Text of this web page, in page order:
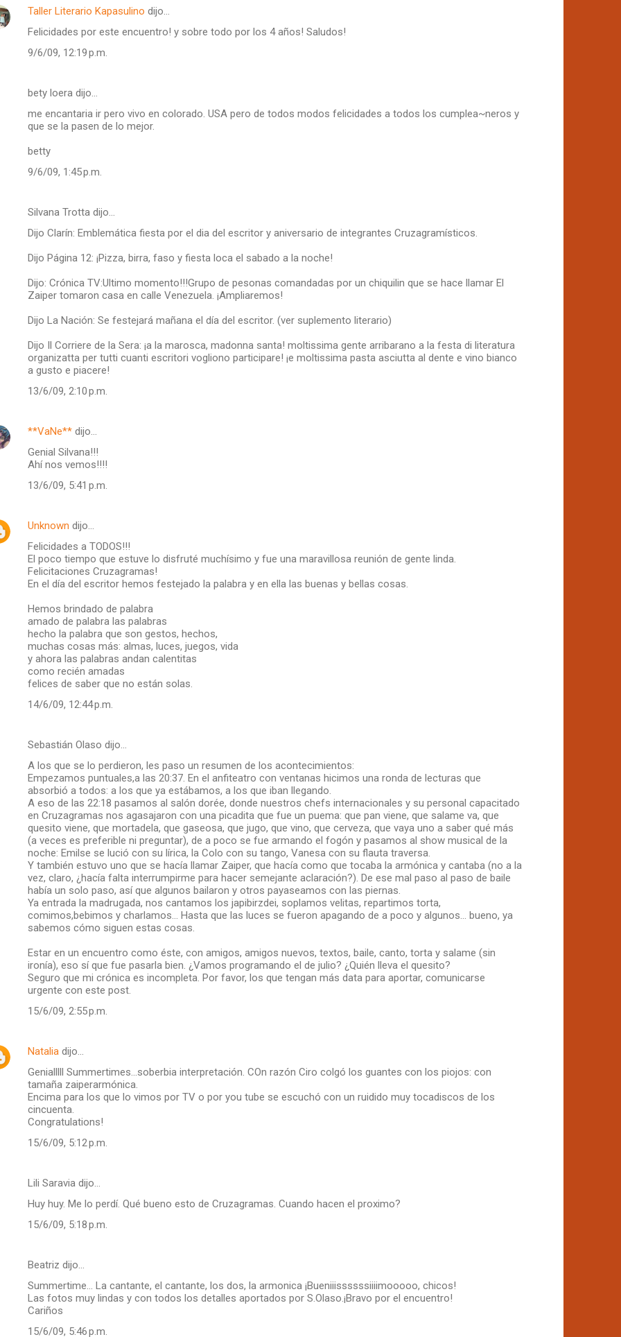
Taller Literario Kapasulino dijo…
Felicidades por este encuentro! y sobre todo por los 4 años! Saludos!
9/6/09, 12:19 p.m.
bety loera dijo…
me encantaria ir pero vivo en colorado. USA pero de todos modos felicidades a todos los cumplea~neros y
que se la pasen de lo mejor.
betty
9/6/09, 1:45 p.m.
Silvana Trotta dijo…
Dijo Clarín: Emblemática fiesta por el dia del escritor y aniversario de integrantes Cruzagramísticos.
Dijo Página 12: ¡Pizza, birra, faso y fiesta loca el sabado a la noche!
Dijo: Crónica TV:Ultimo momento!!!Grupo de pesonas comandadas por un chiquilin que se hace llamar El
Zaiper tomaron casa en calle Venezuela. ¡Ampliaremos!
Dijo La Nación: Se festejará mañana el día del escritor. (ver suplemento literario)
Dijo Il Corriere de la Sera: ¡a la marosca, madonna santa! moltissima gente arribarano a la festa di literatura
organizatta per tutti cuanti escritori vogliono participare! ¡e moltissima pasta asciutta al dente e vino bianco
a gusto e piacere!
13/6/09, 2:10 p.m.
**VaNe**dijo…
Genial Silvana!!!
Ahí nos vemos!!!!
13/6/09, 5:41 p.m.
Unknown dijo…
Felicidades a TODOS!!!
El poco tiempo que estuve lo disfruté muchísimo y fue una maravillosa reunión de gente linda.
Felicitaciones Cruzagramas!
En el día del escritor hemos festejado la palabra y en ella las buenas y bellas cosas.
Hemos brindado de palabra
amado de palabra las palabras
hecho la palabra que son gestos, hechos,
muchas cosas más: almas, luces, juegos, vida
y ahora las palabras andan calentitas
como recién amadas
felices de saber que no están solas.
14/6/09, 12:44 p.m.
Sebastián Olaso dijo…
A los que se lo perdieron, les paso un resumen de los acontecimientos:
Empezamos puntuales,a las 20:37. En el anfiteatro con ventanas hicimos una ronda de lecturas que
absorbió a todos: a los que ya estábamos, a los que iban llegando.
A eso de las 22:18 pasamos al salón dorée, donde nuestros chefs internacionales y su personal capacitado
en Cruzagramas nos agasajaron con una picadita que fue un puema: que pan viene, que salame va, que
quesito viene, que mortadela, que gaseosa, que jugo, que vino, que cerveza, que vaya uno a saber qué más
(a veces es preferible ni preguntar), de a poco se fue armando el fogón y pasamos al show musical de la
noche: Emilse se lució con su lírica, la Colo con su tango, Vanesa con su flauta traversa.
Y también estuvo uno que se hacía llamar Zaiper, que hacía como que tocaba la armónica y cantaba (no a la
vez, claro, ¿hacía falta interrumpirme para hacer semejante aclaración?). De ese mal paso al paso de baile
había un solo paso, así que algunos bailaron y otros payaseamos con las piernas.
Ya entrada la madrugada, nos cantamos los japibirzdei, soplamos velitas, repartimos torta,
comimos,bebimos y charlamos... Hasta que las luces se fueron apagando de a poco y algunos... bueno, ya
sabemos cómo siguen estas cosas.
Estar en un encuentro como éste, con amigos, amigos nuevos, textos, baile, canto, torta y salame (sin
ironía), eso sí que fue pasarla bien. ¿Vamos programando el de julio? ¿Quién lleva el quesito?
Seguro que mi crónica es incompleta. Por favor, los que tengan más data para aportar, comunicarse
urgente con este post.
15/6/09, 2:55 p.m.
Nataliadijo…
Genialllll Summertimes...soberbia interpretación. COn razón Ciro colgó los guantes con los piojos: con
tamaña zaiperarmónica.
Encima para los que lo vimos por TV o por you tube se escuchó con un ruidido muy tocadiscos de los
cincuenta.
Congratulations!
15/6/09, 5:12 p.m.
Lili Saravia dijo…
Huy huy. Me lo perdí. Qué bueno esto de Cruzagramas. Cuando hacen el proximo?
15/6/09, 5:18 p.m.
Beatriz dijo…
Summertime... La cantante, el cantante, los dos, la armonica ¡Bueniiissssssiiiimooooo, chicos!
Las fotos muy lindas y con todos los detalles aportados por S.Olaso.¡Bravo por el encuentro!
Cariños
15/6/09, 5:46 p.m.